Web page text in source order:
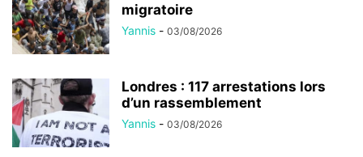
migratoire
Yannis - 03/08/2026
Londres : 117 arrestations lors
d’un rassemblement
Yannis - 03/08/2026